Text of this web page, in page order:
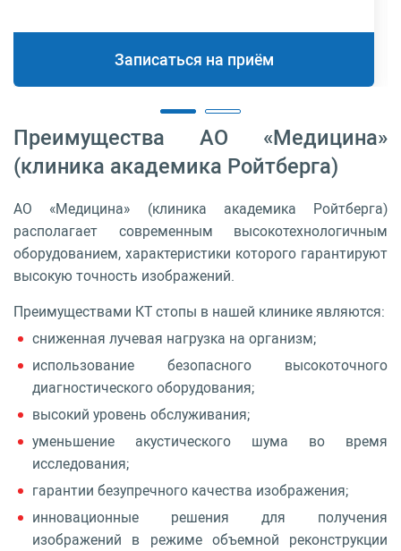
Записаться на приём
Преимущества АО «Медицина»
(клиника академика Ройтберга)
АО «Медицина» (клиника академика Ройтберга)
располагает современным высокотехнологичным
оборудованием, характеристики которого гарантируют
высокую точность изображений.
Преимуществами КТ стопы в нашей клинике являются:
сниженная лучевая нагрузка на организм;
использование безопасного высокоточного
диагностического оборудования;
высокий уровень обслуживания;
уменьшение акустического шума во время
исследования;
гарантии безупречного качества изображения;
инновационные решения для получения
изображений в режиме объемной реконструкции